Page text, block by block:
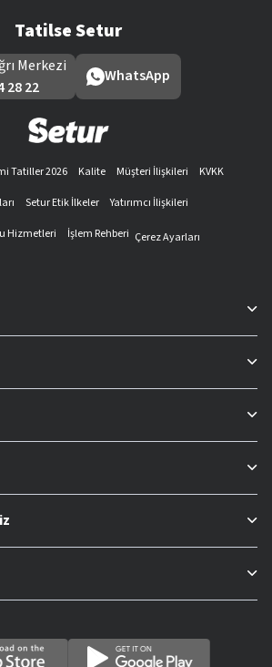
Tatilse Setur
Merkezi
28 22
WhatsApp
Tatiller 2026 Kalite Müşteri İlişkileri
KVKK
Setur Etik İlkeler
Yatırımcı İlişkileri
Hizmetleri
İşlem Rehberi Çerez Ayarları